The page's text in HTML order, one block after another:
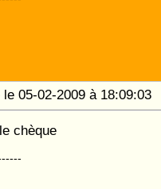
05-02-2009 à
chèque